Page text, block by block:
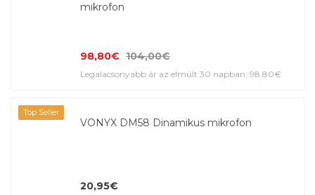
mikrofon
98,80€ 104,00€
Legalacsonyabb ár az elmúlt 30 napban: 98,80€
Top Seller
VONYX DM58 Dinamikus mikrofon
20,95€